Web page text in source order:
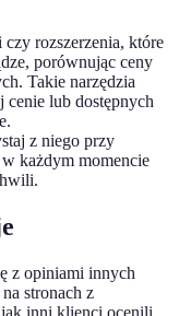
rozszerzenia, które
porównując ceny
Takie narzędzia
cenie lub dostępnych
z niego przy
każdym momencie
z opiniami innych
stronach z
inni klienci ocenili